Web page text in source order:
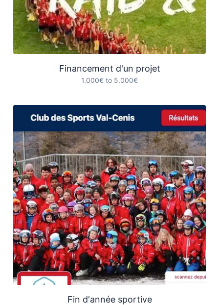
Financement d'un projet
1.000€ to 5.000€
Fin d'année sportive